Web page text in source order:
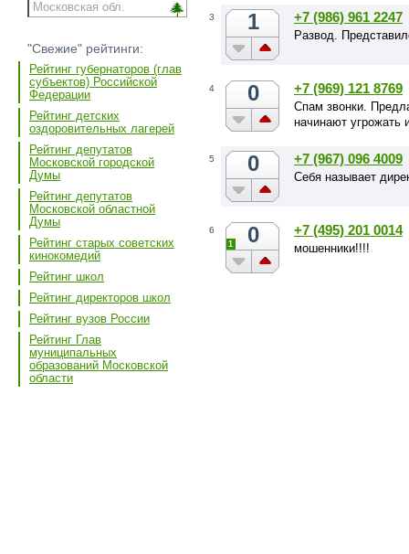
"Свежие" рейтинги:
Рейтинг губернаторов (глав
субъектов) Российской
Федерации
Рейтинг детских
оздоровительных лагерей
Рейтинг депутатов
Московской городской
Думы
Рейтинг депутатов
Московской областной
Думы
Рейтинг старых советских
кинокомедий
Рейтинг школ
Рейтинг директоров школ
Рейтинг вузов России
Рейтинг Глав
муниципальных
образований Московской
области
3 1 +7 (986) 961 2247
Развод.
4 0 +7 (969) 121 8769
Спам звонки.
начинают угрожать
5 0 +7 (967) 096 4009
Себя называет
6 0
1
+7 (495) 201 0014
мошенники!!!!